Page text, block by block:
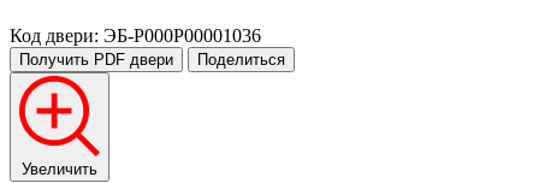
Код двери: ЭБ-P000P00001036
Получить PDF двери Поделиться
Увеличить